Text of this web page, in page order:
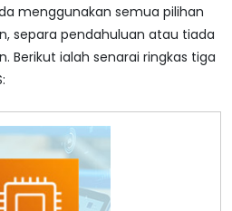
menggunakan semua pilihan
separa pendahuluan atau tiada
Berikut ialah senarai ringkas tiga